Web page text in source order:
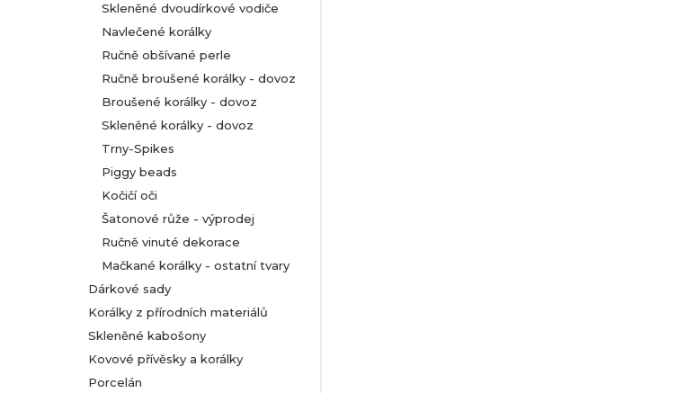
Skleněné dvoudírkové vodiče
Navlečené korálky
Ručně obšívané perle
Ručně broušené korálky - dovoz
Broušené korálky - dovoz
Skleněné korálky - dovoz
Trny-Spikes
Piggy beads
Kočičí oči
Šatonové růže - výprodej
Ručně vinuté dekorace
Mačkané korálky - ostatní tvary
Dárkové sady
Korálky z přírodních materiálů
Skleněné kabošony
Kovové přívěsky a korálky
Porcelán